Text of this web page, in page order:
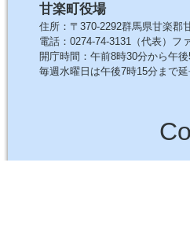
甘楽町役場
住所：〒370-2292群馬県甘楽郡
電話：0274-74-3131（代表）フ
開庁時間：午前8時30分から午
毎週水曜日は午後7時15分まで延